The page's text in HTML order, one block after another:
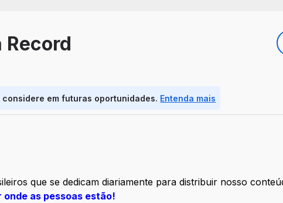
Record
em futuras oportunidades. Entenda mais
que se dedicam diariamente para distribuir nosso
onde as pessoas estão!